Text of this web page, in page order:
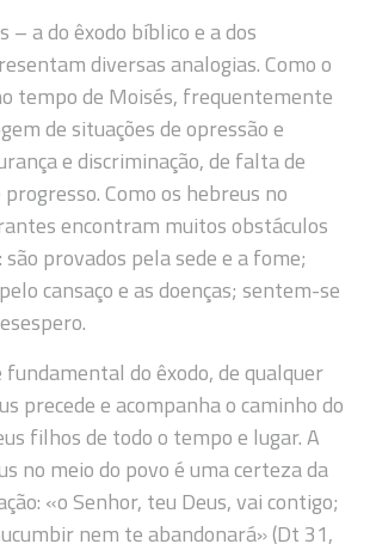
– a do êxodo bíblico e a dos
diversas analogias. Como o
tempo de Moisés, frequentemente
de situações de opressão e
e discriminação, de falta de
Como os hebreus no
encontram muitos obstáculos
são provados pela sede e a fome;
cansaço e as doenças; sentem-se
do êxodo, de qualquer
precede e acompanha o caminho do
filhos de todo o tempo e lugar. A
no meio do povo é uma certeza da
«o Senhor, teu Deus, vai contigo;
nem te abandonará» (Dt 31,